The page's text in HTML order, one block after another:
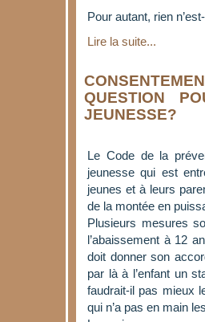
Pour autant, rien
Lire la suite...
QUESTION
JEUNESSE?
Le Code de la
jeunesse qui est
jeunes et à leurs
de la montée en
Plusieurs mesures
l’abaissement à 12
doit donner son
par là à l’enfant un
faudrait-il pas mieux
qui n’a pas en main